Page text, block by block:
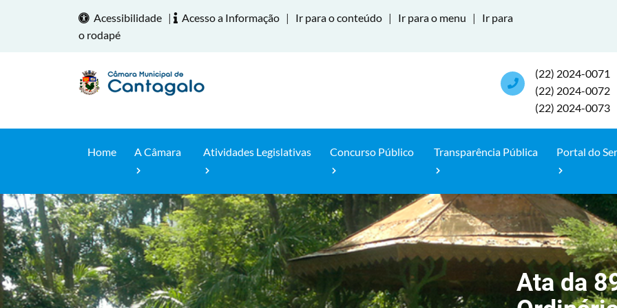
Acessibilidade | Acesso a Informação | Ir para o conteúdo | Ir para o menu |
Ir para
o rodapé
(22) 2024-0071
(22) 2024-0072
(22) 2024-0073
Home A Câmara Atividades Legislativas Concurso Público Transparência Pública Portal do
Ata da